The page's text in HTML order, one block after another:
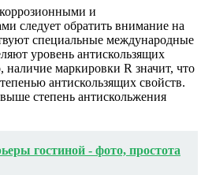
и
следует обратить внимание на
специальные международные
уровень антискользящих
маркировки R значит, что
антискользящих свойств.
степень антискольжения
гостиной - фото, простота